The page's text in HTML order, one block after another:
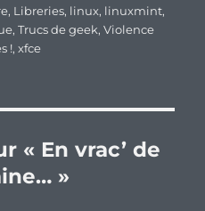
, Libreries, linux, linuxmint,
,Trucs de geek,Violence
!,xfce
« En vrac’ de
»